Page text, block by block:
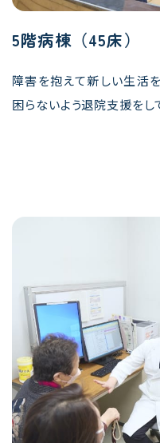
5階病棟（45床）
障害を抱えて新しい生活
困らないよう退院支援をし